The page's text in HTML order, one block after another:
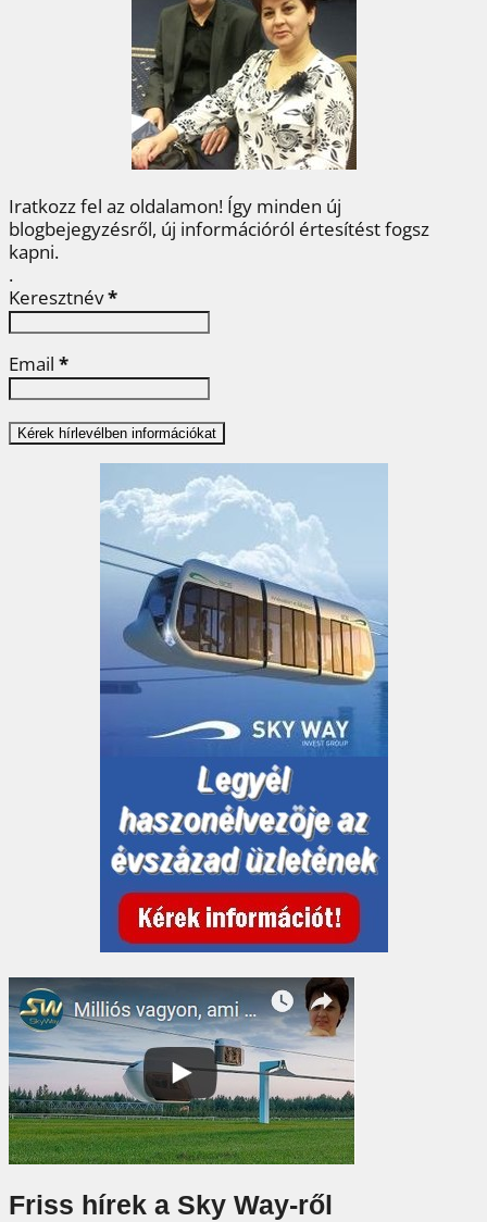
o
k
e
r
e
s
t
d
I
n
e
g
Iratkozz fel az oldalamon! Így minden új
blogbejegyzésről, új információról értesítést fogsz
kapni.
.
Keresztnév*
Email *
Friss hírek a Sky Way-ről